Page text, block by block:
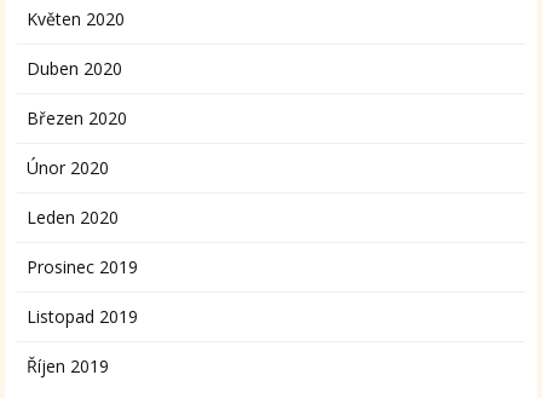
Květen 2020
Duben 2020
Březen 2020
Únor 2020
Leden 2020
Prosinec 2019
Listopad 2019
Říjen 2019